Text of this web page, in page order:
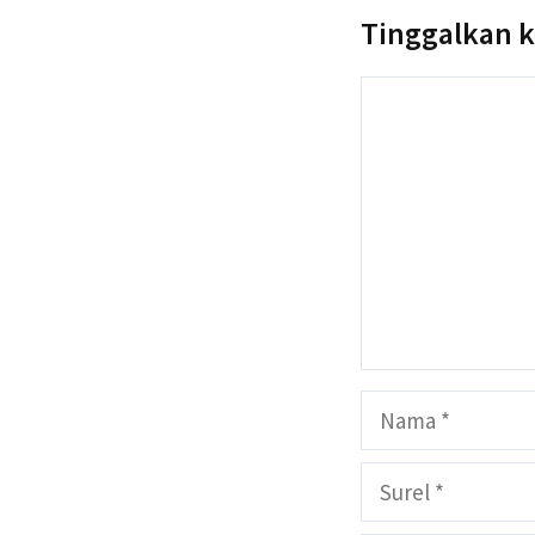
Tinggalkan
Nama
Surel